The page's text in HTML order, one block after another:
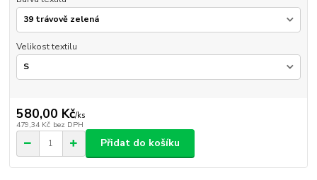
Velikost textilu
580,00 Kč/ks
479,34 Kč bez DPH
Přidat do košíku